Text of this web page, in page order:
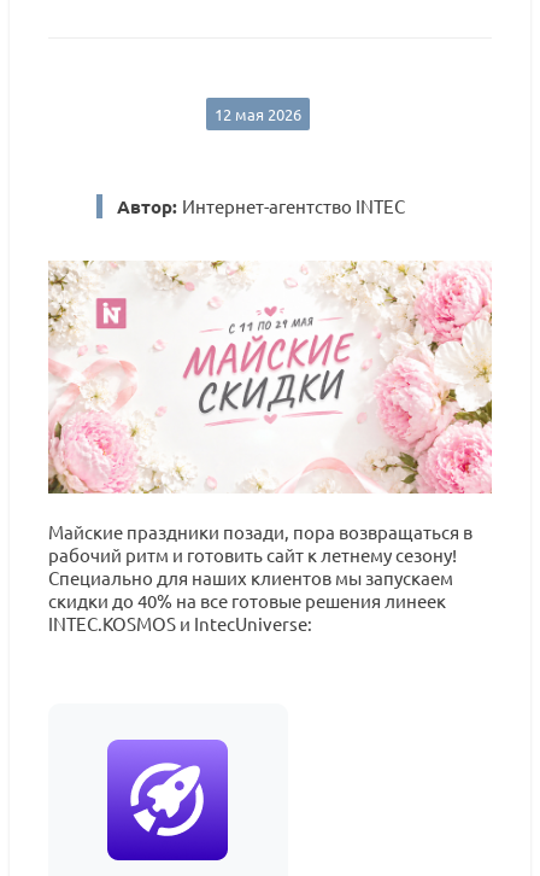
12 мая 2026
Автор: Интернет-агентство INTEC
Майские праздники позади, пора возвращаться в
рабочий ритм и готовить сайт к летнему сезону!
Специально для наших клиентов мы запускаем
скидки до 40% на все готовые решения линеек
INTEC.KOSMOS и IntecUniverse: